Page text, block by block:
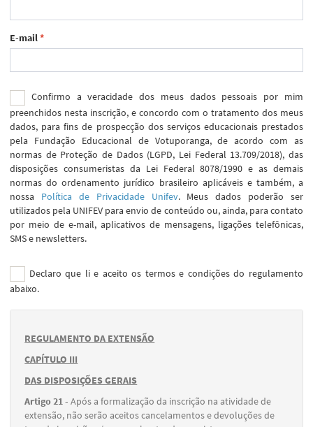
E-mail*
Confirmo a veracidade dos meus dados pessoais por mim
preenchidos nesta inscrição, e concordo com o tratamento dos meus
dados, para fins de prospecção dos serviços educacionais prestados
pela Fundação Educacional de Votuporanga, de acordo com as
normas de Proteção de Dados (LGPD, Lei Federal 13.709/2018), das
disposições consumeristas da Lei Federal 8078/1990 e as demais
normas do ordenamento jurídico brasileiro aplicáveis e também, a
nossa Política de Privacidade Unifev. Meus dados poderão ser
utilizados pela UNIFEV para envio de conteúdo ou, ainda, para contato
por meio de e-mail, aplicativos de mensagens, ligações telefônicas,
SMS e newsletters.
Declaro que li e aceito os termos e condições do regulamento
abaixo.
REGULAMENTO DA EXTENSÃO
CAPÍTULO III
DAS DISPOSIÇÕES GERAIS
Artigo 21 -Após a formalização da inscrição na atividade de
extensão, não serão aceitos cancelamentos e devoluções de